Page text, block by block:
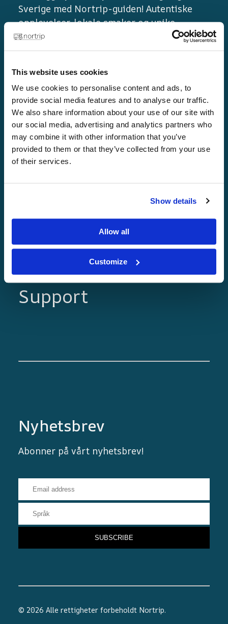
This website uses cookies
We use cookies to personalise content and ads, to
provide social media features and to analyse our traffic.
We also share information about your use of our site with
our social media, advertising and analytics partners who
may combine it with other information that you’ve
provided to them or that they’ve collected from your use
of their services.
Show details
Allow all
Customize
Sverige med Nortrip-guiden! Autentiske
opplevelser, lokale smaker og unike
destinasjoner venter på deg.
Linker
Nortrip-guiden
Bli Nortrip-vert!
Support
Nyhetsbrev
Abonner på vårt nyhetsbrev!
© 2026 Alle rettigheter forbeholdt Nortrip.